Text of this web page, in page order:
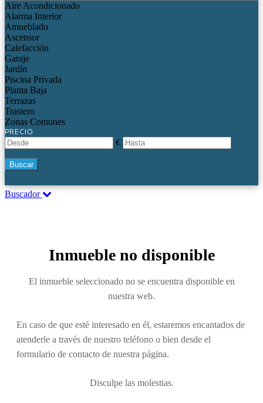
Aire Acondicionado
Alarma Interior
Amueblado
Ascensor
Calefacción
Garaje
Jardín
Piscina Privada
Planta Baja
Terrazas
Trastero
Zonas Comunes
PRECIO
€
Buscar
Buscador
Inmueble no disponible
El inmueble seleccionado no se encuentra disponible en
nuestra web.
En caso de que esté interesado en él, estaremos encantados de
atenderle a través de nuestro teléfono o bien desde el
formulario de contacto de nuestra página.
Disculpe las molestias.